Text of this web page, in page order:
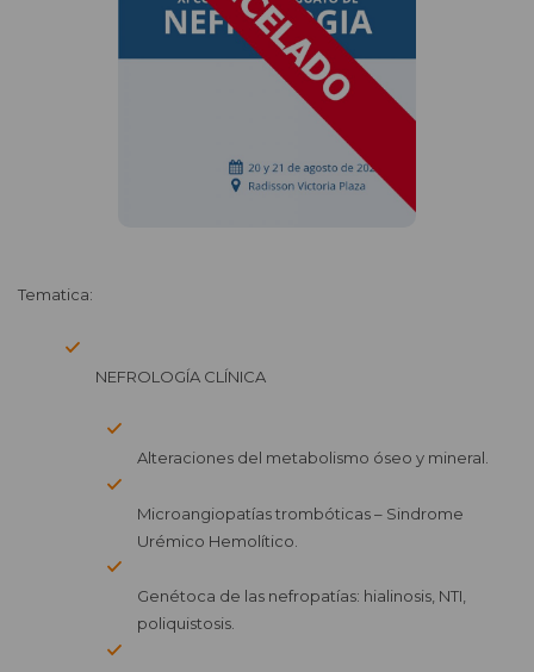
Tematica:
NEFROLOGÍA CLÍNICA
Alteraciones del metabolismo óseo y mineral.
Microangiopatías trombóticas – Sindrome
Urémico Hemolítico.
Genétoca de las nefropatías: hialinosis, NTI,
poliquistosis.